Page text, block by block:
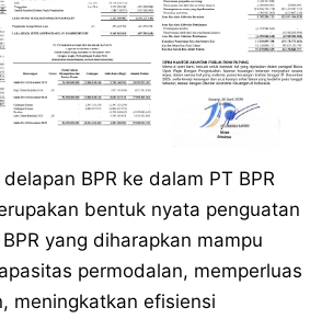
BPR ke dalam PT BPR
bentuk nyata penguatan
yang diharapkan mampu
permodalan, memperluas
meningkatkan efisiensi